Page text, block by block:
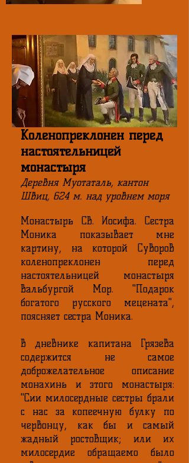
Коленопреклонен перед
настоятельницей
монастыря
Деревня Муотаталь, кантон
Швиц, 624 м. над уровнем моря
Монастырь Св. Иосифа. Сестра
Моника показывает мне
картину, на которой Суворов
коленопреклонен перед
настоятельницей монастыря
Вальбургой Мор. "Подарок
богатого русского мецената",
поясняет сестра Моника.
В дневнике капитана Грязева
содержится не самое
доброжелательное описание
монахинь и этого монастыря:
"Сии милосердные сестры брали
с нас за копеечную булку по
червонцу, как бы и самый
жадный ростовщик; или их
милосердие обращаемо было